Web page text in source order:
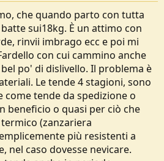
che quando parto con tutta
sui18kg. È un attimo con
rinvii imbrago ecc e poi mi
con cui cammino anche
po' di dislivello. Il problema è
Le tende 4 stagioni, sono
tende da spedizione o
beneficio o quasi per ciò che
(zanzariera
più resistenti a
nel caso dovesse nevicare.